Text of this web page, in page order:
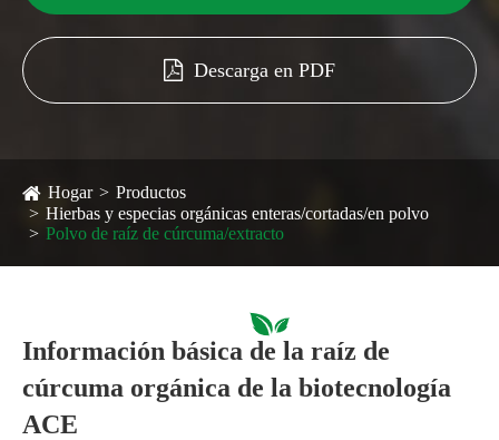
Descarga en PDF
Hogar
Productos
Hierbas y especias orgánicas enteras/cortadas/en polvo
Polvo de raíz de cúrcuma/extracto
Información básica de la raíz de
cúrcuma orgánica de la biotecnología
ACE